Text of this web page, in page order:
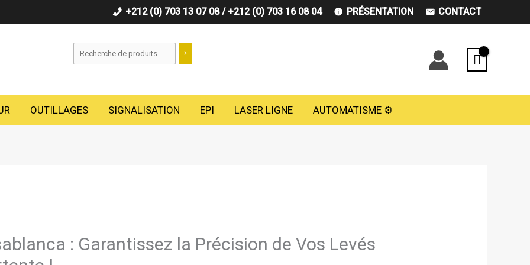
+212 (0) 703 13 07 08 / +212 (0) 703 16 08 04 PRÉSENTATION CONTACT
OUTILLAGES SIGNALISATION EPI LASER LIGNE AUTOMATISME ⚙️
: Garantissez la Précision de Vos Levés